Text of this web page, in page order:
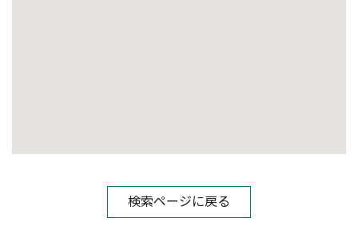
検索ページに戻る